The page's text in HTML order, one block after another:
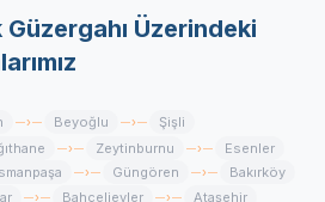
Güzergahı Üzerindeki
› Beyoğlu › Şişli
› Zeytinburnu › Esenler
› Güngören › Bakırköy
› Bahçelievler › Ataşehir